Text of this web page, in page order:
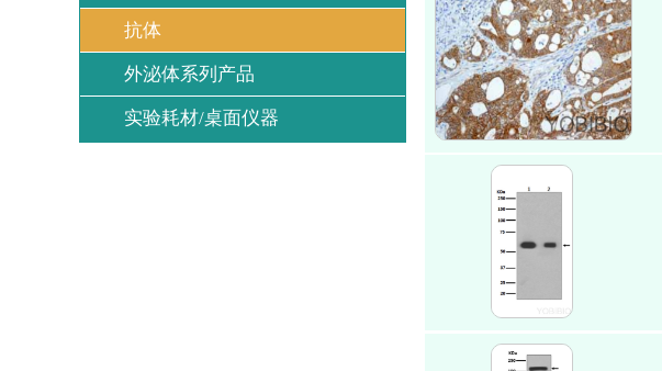
抗体
外泌体系列产品
实验耗材/桌面仪器